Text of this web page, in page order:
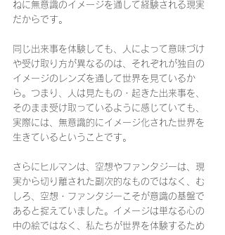
ねに無意識のイメージを通して経験される現実
だからです。
同じ出来事を体験しても、人によって意味づけ
や受け取り方が異なるのは、それぞれが独自の
イメージのレンズを通して世界を見ているか
ら。つまり、人は見たもの・起きた出来事を、
そのまま受け取っているように感じていても、
実際には、無意識的にイメージ化された世界を
生きているということです。
さらにヒルマンは、空想やファンタジーは、現
実から切り離された副次的なものではなく、む
しろ、空想・ファンタジーこそが意識の基盤で
あると捉えていました。イメージは単なる心の
中の絵ではなく、私たちが世界を体験するため